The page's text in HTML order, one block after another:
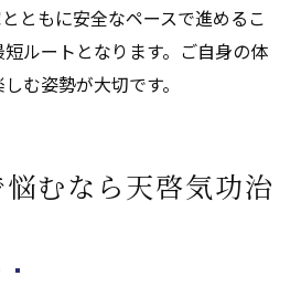
ともに安全なペースで進めるこ
ルートとなります。ご自身の体
む姿勢が大切です。
むなら天啓気功治